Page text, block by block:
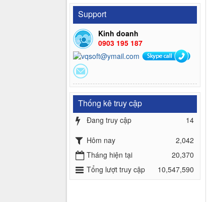
Support
Kinh doanh
0903 195 187
Thống kê truy cập
Đang truy cập
14
Hôm nay
2,042
Tháng hiện tại
20,370
Tổng lượt truy cập
10,547,590